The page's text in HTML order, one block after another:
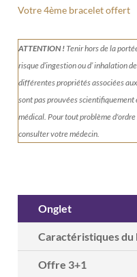
Votre 4ème bracelet offert
ATTENTION !Tenirhors de la
risque d’ingestion ou d’ inhalation
différentes propriétés associées
sont pas prouvées
médical. Pour tout problème
consulter votre médecin.
Onglet
Caractéristiques du
Offre 3+1